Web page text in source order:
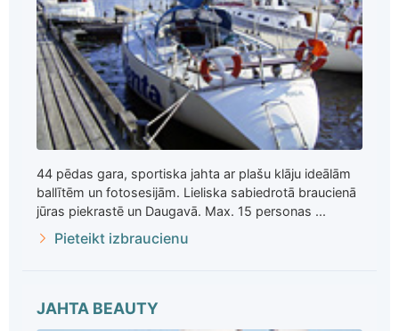
44 pēdas gara, sportiska jahta ar plašu klāju ideālām
ballītēm un fotosesijām. Lieliska sabiedrotā braucienā
jūras piekrastē un Daugavā. Max. 15 personas ...
Pieteikt izbraucienu
JAHTA BEAUTY